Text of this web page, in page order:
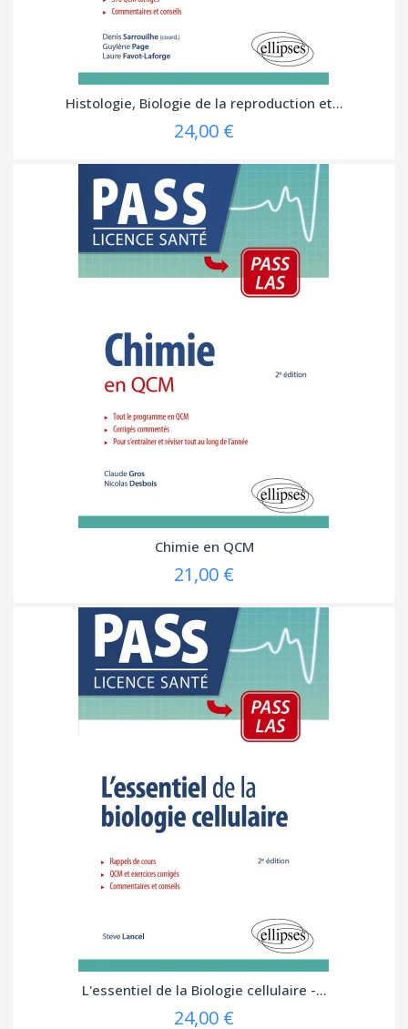
Histologie, Biologie de la reproduction et...
24,00 €
Chimie en QCM
21,00 €
L'essentiel de la Biologie cellulaire -...
24,00 €